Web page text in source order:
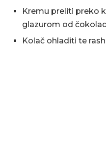
Kremu preliti preko
glazurom od
Kolač ohladiti te